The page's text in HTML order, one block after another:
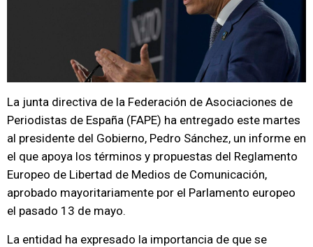
La junta directiva de la Federación de Asociaciones de
Periodistas de España (FAPE) ha entregado este martes
al presidente del Gobierno, Pedro Sánchez, un informe en
el que apoya los términos y propuestas del Reglamento
Europeo de Libertad de Medios de Comunicación,
aprobado mayoritariamente por el Parlamento europeo
el pasado 13 de mayo.
La entidad ha expresado la importancia de que se